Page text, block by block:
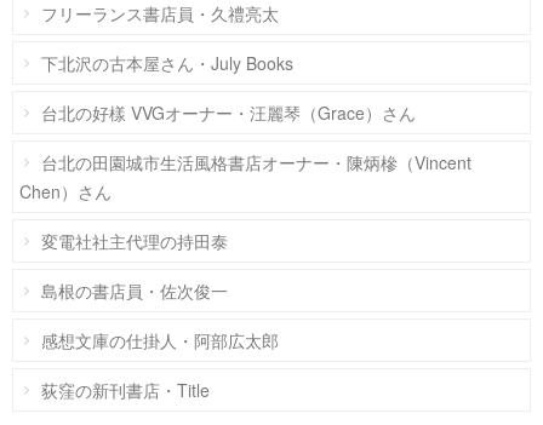
フリーランス書店員・久禮亮太
下北沢の古本屋さん・July Books
台北の好樣 VVGオーナー・汪麗琴（Grace）さん
台北の田園城市生活風格書店オーナー・陳炳槮（Vincent
Chen）さん
変電社社主代理の持田泰
島根の書店員・佐次俊一
感想文庫の仕掛人・阿部広太郎
荻窪の新刊書店・Title